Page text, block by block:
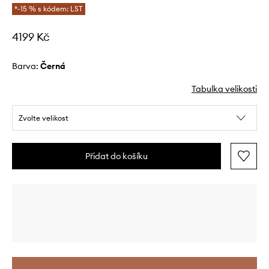
*-15 % s kódem: LST
4199 Kč
Barva: černá
Tabulka velikosti
Zvolte velikost
Přidat do košíku